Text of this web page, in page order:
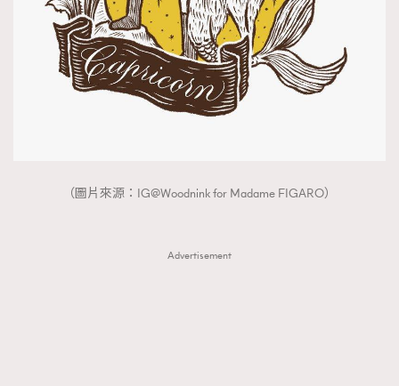
（圖片來源：IG@Woodnink for Madame FIGARO）
Advertisement